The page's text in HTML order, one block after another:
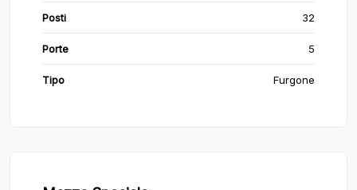
Posti 32
Porte 5
Tipo Furgone